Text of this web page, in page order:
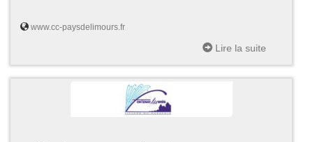
www.cc-paysdelimours.fr
Lire la suite